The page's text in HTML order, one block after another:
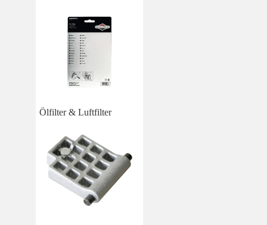
Ölfilter & Luftfilter